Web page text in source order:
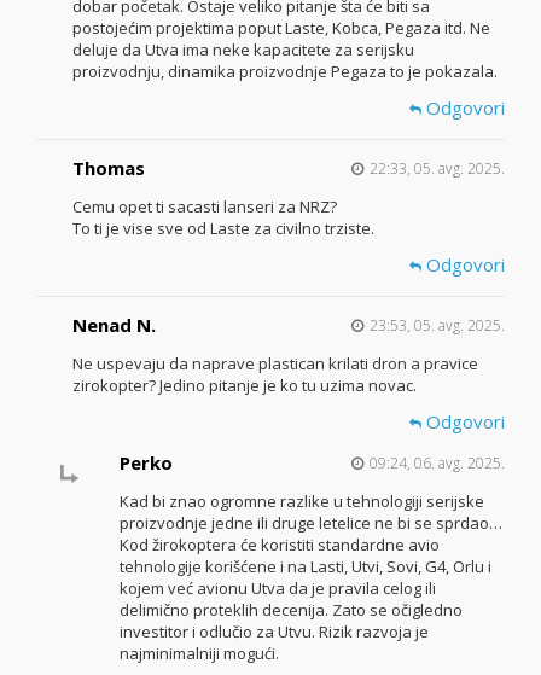
dobar početak. Ostaje veliko pitanje šta će biti sa
postojećim projektima poput Laste, Kobca, Pegaza itd. Ne
deluje da Utva ima neke kapacitete za serijsku
proizvodnju, dinamika proizvodnje Pegaza to je pokazala.
Odgovori
Thomas 22:33, 05. avg. 2025.
Cemu opet ti sacasti lanseri za NRZ?
To ti je vise sve od Laste za civilno trziste.
Odgovori
Nenad N. 23:53, 05. avg. 2025.
Ne uspevaju da naprave plastican krilati dron a pravice
zirokopter? Jedino pitanje je ko tu uzima novac.
Odgovori
Perko
09:24, 06. avg. 2025.
Kad bi znao ogromne razlike u tehnologiji serijske
proizvodnje jedne ili druge letelice ne bi se sprdao…
Kod žirokoptera će koristiti standardne avio
tehnologije korišćene i na Lasti, Utvi, Sovi, G4, Orlu i
kojem već avionu Utva da je pravila celog ili
delimično proteklih decenija. Zato se očigledno
investitor i odlučio za Utvu. Rizik razvoja je
najminimalniji mogući.